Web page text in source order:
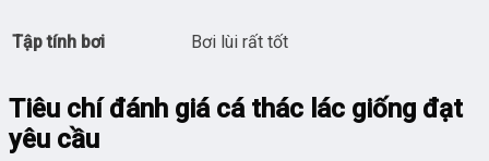
Tập tính bơi Bơi lùi rất tốt
Tiêu chí đánh giá cá thác lác giống đạt
yêu cầu